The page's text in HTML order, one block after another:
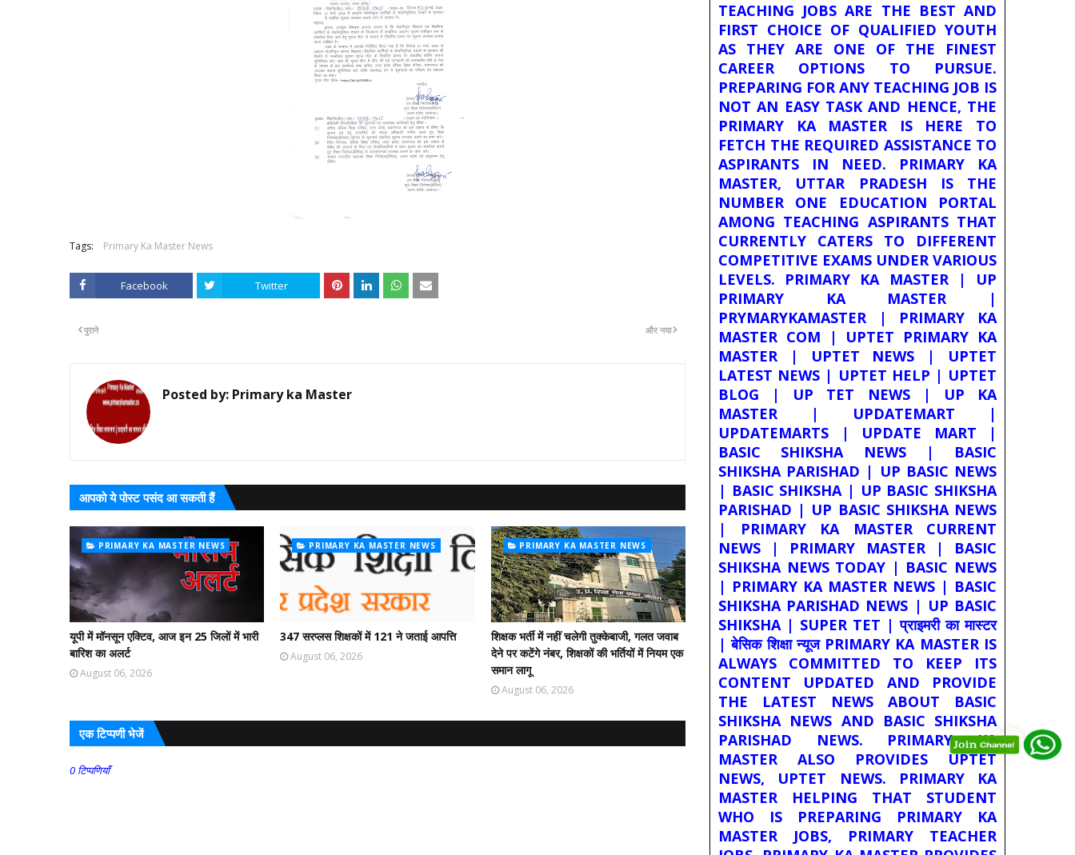
Tags: Primary Ka Master News
Facebook Twitter
और नया
पुराने
Posted by: Primary ka Master
आपको ये पोस्ट पसंद आ सकती हैं
PRIMARY KA MASTER NEWS
यूपी में मॉनसून एक्टिव, आज इन 25 जिलों में भारी
बारिश का अलर्ट
August 06, 2026
PRIMARY KA MASTER NEWS
347 सरप्लस शिक्षकों में 121 ने जताई आपत्ति
August 06, 2026
PRIMARY KA MASTER NEWS
शिक्षक भर्ती में नहीं चलेगी तुक्केबाजी, गलत जवाब
देने पर कटेंगे नंबर, शिक्षकों की भर्तियों में नियम एक
समान लागू
August 06, 2026
एक टिप्पणी भेजें
0 टिप्पणियाँ
TEACHING JOBS ARE THE BEST AND
FIRST CHOICE OF QUALIFIED YOUTH
AS THEY ARE ONE OF THE FINEST
CAREER OPTIONS TO PURSUE.
PREPARING FOR ANY TEACHING JOB IS
NOT AN EASY TASK AND HENCE, THE
PRIMARY KA MASTER IS HERE TO
FETCH THE REQUIRED ASSISTANCE TO
ASPIRANTS IN NEED. PRIMARY KA
MASTER, UTTAR PRADESH IS THE
NUMBER ONE EDUCATION PORTAL
AMONG TEACHING ASPIRANTS THAT
CURRENTLY CATERS TO DIFFERENT
COMPETITIVE EXAMS UNDER VARIOUS
LEVELS. PRIMARY KA MASTER | UP
PRIMARY KA MASTER |
PRYMARYKAMASTER | PRIMARY KA
MASTER COM | UPTET PRIMARY KA
MASTER | UPTET NEWS | UPTET
LATEST NEWS | UPTET HELP | UPTET
BLOG | UP TET NEWS | UP KA
MASTER | UPDATEMART |
UPDATEMARTS | UPDATE MART |
BASIC SHIKSHA NEWS | BASIC
SHIKSHA PARISHAD | UP BASIC NEWS
| BASIC SHIKSHA | UP BASIC SHIKSHA
PARISHAD | UP BASIC SHIKSHA NEWS
| PRIMARY KA MASTER CURRENT
NEWS | PRIMARY MASTER | BASIC
SHIKSHA NEWS TODAY | BASIC NEWS
| PRIMARY KA MASTER NEWS | BASIC
SHIKSHA PARISHAD NEWS | UP BASIC
SHIKSHA | SUPER TET | प्राइमरी का मास्टर
| बेसिक शिक्षा न्यूज PRIMARY KA MASTER IS
ALWAYS COMMITTED TO KEEP ITS
CONTENT UPDATED AND PROVIDE
THE LATEST NEWS ABOUT BASIC
SHIKSHA NEWS AND BASIC SHIKSHA
PARISHAD NEWS. PRIMARY KA
MASTER ALSO PROVIDES UPTET
NEWS, UPTET NEWS. PRIMARY KA
MASTER HELPING THAT STUDENT
WHO IS PREPARING PRIMARY KA
MASTER JOBS, PRIMARY TEACHER